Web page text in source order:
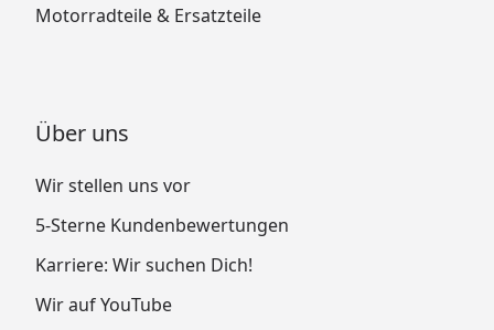
Motorradteile & Ersatzteile
Über uns
Wir stellen uns vor
5-Sterne Kundenbewertungen
Karriere: Wir suchen Dich!
Wir auf YouTube